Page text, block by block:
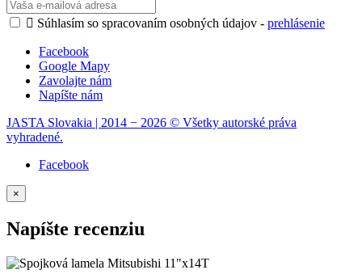
 Súhlasím so spracovaním osobných údajov - prehlásenie
Facebook
Google Mapy
Zavolajte nám
Napíšte nám
JASTA Slovakia | 2014 − 2026 © Všetky autorské práva
vyhradené.
Facebook
×
Napíšte recenziu